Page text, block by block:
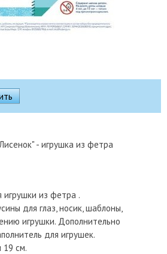
- игрушка из фетра
игрушки из фетра .
для глаз, носик, шаблоны,
игрушки. Дополнительно
для игрушек.
19 см.